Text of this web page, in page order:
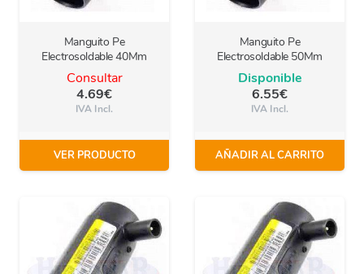
Manguito Pe
Electrosoldable 40Mm
Consultar
4.69€
IVA Incl.
VER PRODUCTO
Manguito Pe
Electrosoldable 50Mm
Disponible
6.55€
IVA Incl.
AÑADIR AL CARRITO